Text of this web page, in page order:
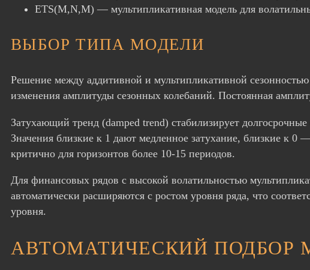
ETS(M,N,M) — мультипликативная модель для
ВЫБОР ТИПА МОДЕЛИ
Решение между аддитивной и мультипликативной
изменения амплитуды сезонных колебаний. Постоянная
Затухающий тренд (damped trend) стабилизирует
Значения близкие к 1 дают медленное затухание, близкие к
критично для горизонтов более 10-15 периодов.
Для финансовых рядов с высокой волатильностью
автоматически расширяются с ростом уровня ряда, что
уровня.
АВТОМАТИЧЕСКИЙ ПОДБОР